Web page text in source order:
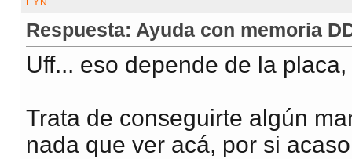
Respuesta: Ayuda con memoria
Uff... eso depende de la
Trata de conseguirte algún
nada que ver acá, por si